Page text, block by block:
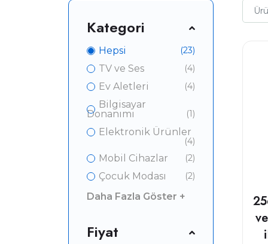
Kategori
Hepsi (23)
TV ve Ses (4)
Ev Aletleri (4)
Bilgisayar
Donanımı
(1)
Elektronik Ürünler
(4)
Mobil Cihazlar (2)
Çocuk Modası (2)
Daha Fazla Göster +
Fiyat